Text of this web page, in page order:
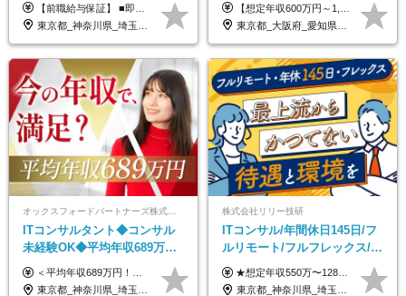
性【前給保証】
【前職給与保証】 ■即戦力（経験目安5年以上）： 月給45万円～80万円 ■経験者（経験目安3年以上）： 月給40万円～60万円 ■ローキャリア（経験目安1年程度）： 月給35万円～40万円 ■未経験者： 月給30万円～35万円 ※上記金額には固定残業代30時間分 【未経験者5万5000円～7万3000円、 ローキャリア6万4000円～7万3000円、 経験者5万8000円～10万9000円、 即戦力8万2000円～14万5000円】を含みます。 ※30時間を超える場合は追加で全額支給します。 ※経験・能力・前職給与などを総合的に評価したうえでご納得いただけるよう個別決定。 未経験者の場合、前職給与とポテンシャルを査定のうえ決定いたします。 ※日本国内でのIT業界経験、または同等の実務経験と能力に応じて決定します。 ※前職給与は日本円かつ、日本国内での実績に基づき評価します。 【納得の評価システム】 ★クォーター毎に査定する評価制度導入！ 明確な評価基準で翌年度年収を上げましょう！ ★評価対象期間に在籍中のほとんどの社員が昇給し 年収アップを実現しています！ ★様々なインセンティブ制度を用意し多角的に正当評価しています！ ※試用期間6カ月（期間中の待遇等に差異なし）
東京都_神奈川県_埼玉県_千葉県
1000万可｜賞与年2回
【想定年収600万円～1,300万円】 ★賞与年2回＋勤務地手当＋残業手当（年平均残業時間にて算出）を含む ※基本給＋勤務地手当＋役職手当 ※勤務地手当：結婚の有無に関係なく、物価などの違いを考慮して全社員に支給されます 月給40万円～89万円 ＜各種手当＞ ■勤務地手当（東京2万円／月、大阪1万円／月、名古屋5000円／月） ■通勤手当（月額5万円まで） ■扶養手当（6,000円／扶養親族一人） ■役職手当（8,000円～15万円） ※残業代は1分単位で全額支給します ※経験やスキルを考慮し、当社規定により給与を決定します ※執行役員は年俸制となる場合があります
東京都_大阪府_愛知県_福岡県
オックスフォードパートナーズ株式会社
ITコンサルタント◆コンサル
未経験OK◆平均年収689万円
◆業界屈指の営業力でサポー
ト◆フルリモート可
＜平均年収689万円！！＞ ☆前給保証以上☆案件待機期間も給与保証あり☆ 月給40万円～150万円（固定残業代含む） ※経験や能力を考慮し決定します ※試用期間6ヶ月あり。条件や待遇に差異はありません ※上記には固定残業代（30時間分／7万6000円～）が含まれています。 ※超過分は時間外手当を別途支給。 【実際の給与例】 野原さん（35歳）※前職年収480万円 （Java／C#エンジニア ⇒ 業務系システム開発 ⇒ 要件定義・業務分析 ⇒ ITコンサル案件へ参画） ▼620万円（入社初年度） ・Web系業務システム開発（Java、C#） ・ 顧客折衝や開発チームとの調整 ・ 既存システムの改修・機能追加案件に従事 ▼780万円（入社2年目） ・ 金融機関向け業務系システムの要件定義・設計補助 ・ 開発チームと連携した業務分析・課題整理 ・小規模PMO支援案件への参画 ▼1,090万円（入社3年目） ・ 大手企業向けIT戦略・業務改革プロジェクトに参画 ・コンサルタントとして要件定義・業務改善提案・ベンダー調整を担当 ・ PMO／部分的PM業務も兼務し、上流工程での裁量を拡大
東京都_神奈川県_埼玉県_千葉県_大阪府_愛知県_北海道_青森県_岩手県_宮城県_秋田県_山形県_福島県_茨城県_栃木県_群馬県_新潟県_山梨県_長野県_富山県_石川県_福井県_静岡県_岐阜県_三重県_兵庫県_京都府_滋賀県_奈良県_和歌山県_広島県_岡山県_鳥取県_島根県_山口県_徳島県_香川県_愛媛県_高知県_福岡県_熊本県_佐賀県_長崎県_大分県_宮崎県_鹿児島県_沖縄県
株式会社リリー技研
ITコンサル/年間休日145日/フ
ルリモート/フルフレックス/残
業基本なし/全国からの応募
OK/特別休暇あり
★想定年収550万〜1289万円 ■契約社員 月給45.8万〜71.6万円 ★想定年収688万〜1611万円 ■正社員 月給57.3万〜89.5万円 ※給与は経験・スキルを考慮の上、決定します。 ※試用期間3ヶ月（その間の給与・待遇に差異はありません）期間は短縮の可能性あり ※残業代は別途全額支給します 【★評価について★】 弊社では、1〜7の7段階からなる等級制を導入しています。 【★昇給の仕組み★】 等級が1段階上がるごとに、基本給の25％に相当する額が昇給されます。 評価は年2回実施されるため、年に2回の昇給チャンスがあります。 頑張りが正当に評価される、透明性の高い制度です。
東京都_神奈川県_埼玉県_千葉県_大阪府_愛知県_北海道_青森県_岩手県_宮城県_秋田県_山形県_福島県_茨城県_栃木県_群馬県_新潟県_山梨県_長野県_富山県_石川県_福井県_静岡県_岐阜県_三重県_兵庫県_京都府_滋賀県_奈良県_和歌山県_広島県_岡山県_鳥取県_島根県_山口県_徳島県_香川県_愛媛県_高知県_福岡県_熊本県_佐賀県_長崎県_大分県_宮崎県_鹿児島県_沖縄県